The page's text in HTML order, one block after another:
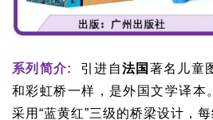
系列简介: 引进自法国 著名儿童
和彩虹桥一样，是外国文学译本
采用“蓝黄红”三级的桥梁设计，每